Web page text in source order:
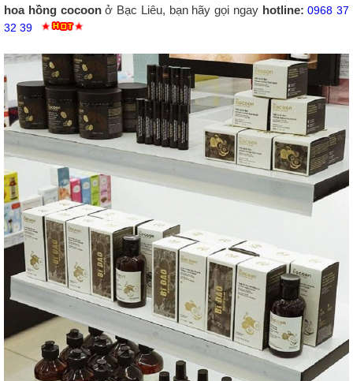
hoa hồng cocoonở Bạc Liêu, bạn hãy gọi ngay hotline:0968 37
32 39